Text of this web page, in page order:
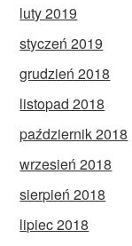
luty 2019
styczeń 2019
grudzień 2018
listopad 2018
październik 2018
wrzesień 2018
sierpień 2018
lipiec 2018